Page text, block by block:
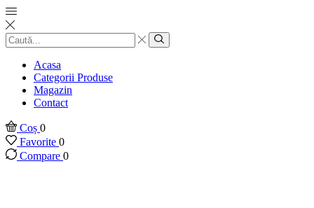
Introducere
căutare
Căutare
Acasa
Categorii Produse
Magazin
Contact
Coș 0
Favorite 0
Compare 0